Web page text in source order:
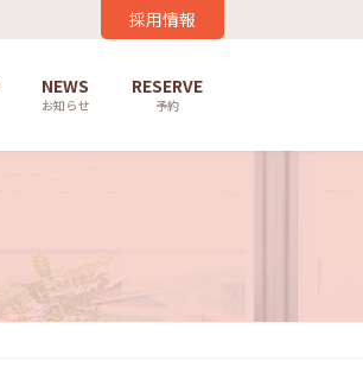
採用情報
NEWS
お知らせ
RESERVE
予約